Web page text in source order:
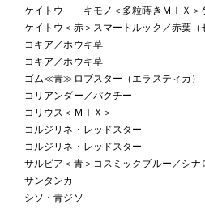
ケイトウ キモノ＜多粒蒔きＭＩＸ＞
ケイトウ＜赤＞スマートルック／赤葉（
コキア／ホウキ草
コキア／ホウキ草
ゴム≪青≫ロブスター（エラスティカ）
コリアンダー／パクチー
コリウス＜ＭＩＸ＞
コルジリネ・レッドスター
コルジリネ・レッドスター
サルビア＜青＞コスミックブルー／シナ
サンタンカ
シソ・青ジソ